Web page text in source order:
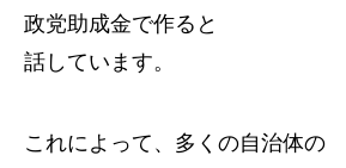
政党助成金で作ると
話しています。
これによって、多くの自治体の